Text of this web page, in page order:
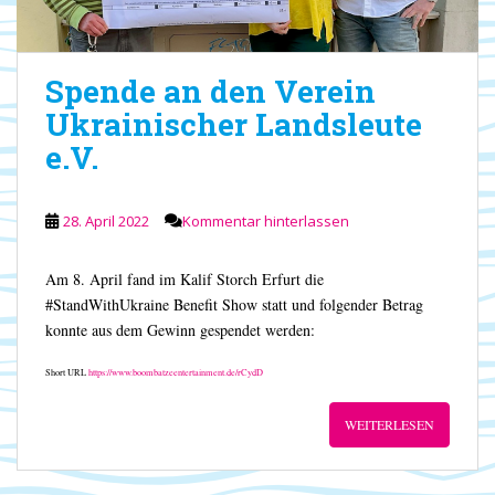
Spende an den Verein
Ukrainischer Landsleute
e.V.
28. April 2022 Kommentar hinterlassen
Am 8. April fand im Kalif Storch Erfurt die
#StandWithUkraine Benefit Show statt und folgender Betrag
konnte aus dem Gewinn gespendet werden:
Short URLhttps://www.boombatzeentertainment.de/rCydD
WEITERLESEN